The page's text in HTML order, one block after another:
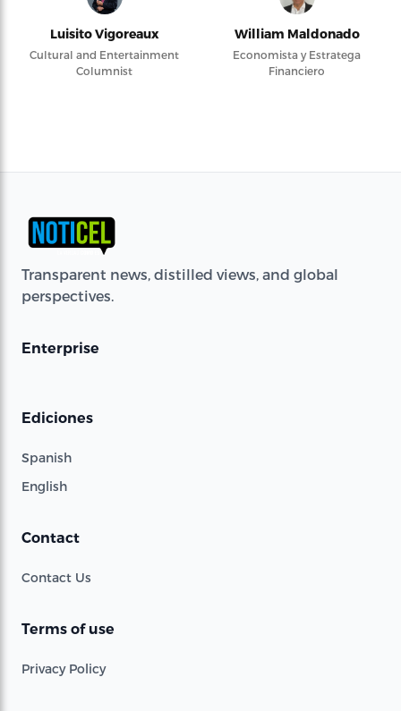
Luisito Vigoreaux
Cultural and Entertainment
Columnist
William Maldonado
Economista y Estratega
Financiero
Transparent news, distilled views, and global
perspectives.
Enterprise
Ediciones
Spanish
English
Contact
Contact Us
Terms of use
Privacy Policy